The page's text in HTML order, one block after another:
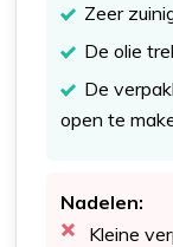
Zeer
De olie
De
open te
Nadelen:
Kleine